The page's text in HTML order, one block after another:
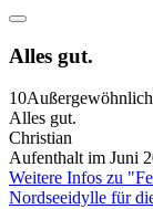
Alles gut.
10Außergewöhnlich
Alles gut.
Christian
Aufenthalt im Juni
Weitere Infos zu
Nordseeidylle für